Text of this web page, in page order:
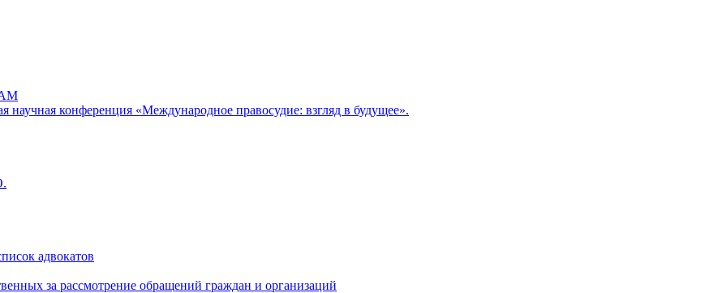
научная конференция «Международное правосудие: взгляд в будущее».
адвокатов
за рассмотрение обращений граждан и организаций